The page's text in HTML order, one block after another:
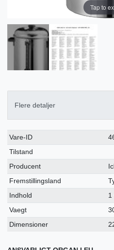
Tap to
Flere detaljer
Vare-ID
Tilstand
Producent
Fremstillingsland
Indhold
1
Vaegt
Dimensioner